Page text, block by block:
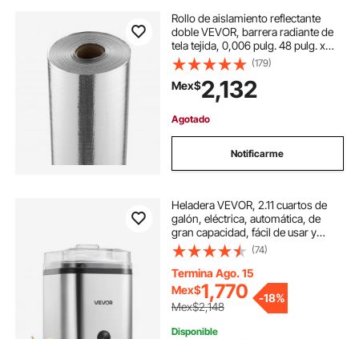
Rollo de aislamiento reflectante
doble VEVOR, barrera radiante de
tela tejida, 0,006 pulg. 48 pulg. x
250 pies, lámina de aluminio, tela
tejida de PE, escudo reflectante de
calor, rollo de aislamiento térmico
para ventanas y techos de
vehículos recreativos
(179)
Mex$2,132
Agotado
Notificarme
Heladera VEVOR, 2.11 cuartos de
galón, eléctrica, automática, de
gran capacidad, fácil de usar y
limpiar, con carcasa de acero
inoxidable, para yogur helado
casero, sorbete de frutas y helado,
color plateado
(74)
Termina Ago. 15
Mex$1,770
Mex$2,148
-18%
Disponible